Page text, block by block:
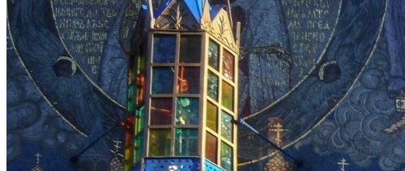
ИСТОРИЯ СОБОРА
ИСТОРИЯ ФЕОДОРОВСКОГО ГОСУДАРЕВА
ПОЛОЖЕНИЕ И ВНУТРЕННИЙ РАСПОРЯДОК
БИОГРАФИЧЕСКИЕ ДАННЫЕ
ВНЕШНИЙ ВИД